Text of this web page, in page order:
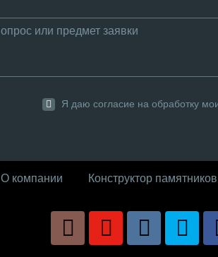
Я даю согласие на обработку
О компании Конструктор памятников